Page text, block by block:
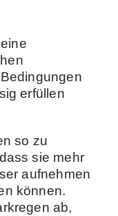
erfüllen
so zu
sie mehr
aufnehmen
können.
ab,